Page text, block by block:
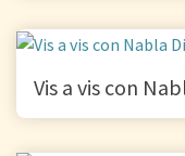
Vis a vis con